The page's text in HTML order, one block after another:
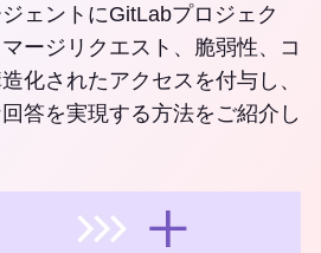
ェントにGitLabプロジェク
ージリクエスト、脆弱性、コ
化されたアクセスを付与し、
答を実現する方法をご紹介し